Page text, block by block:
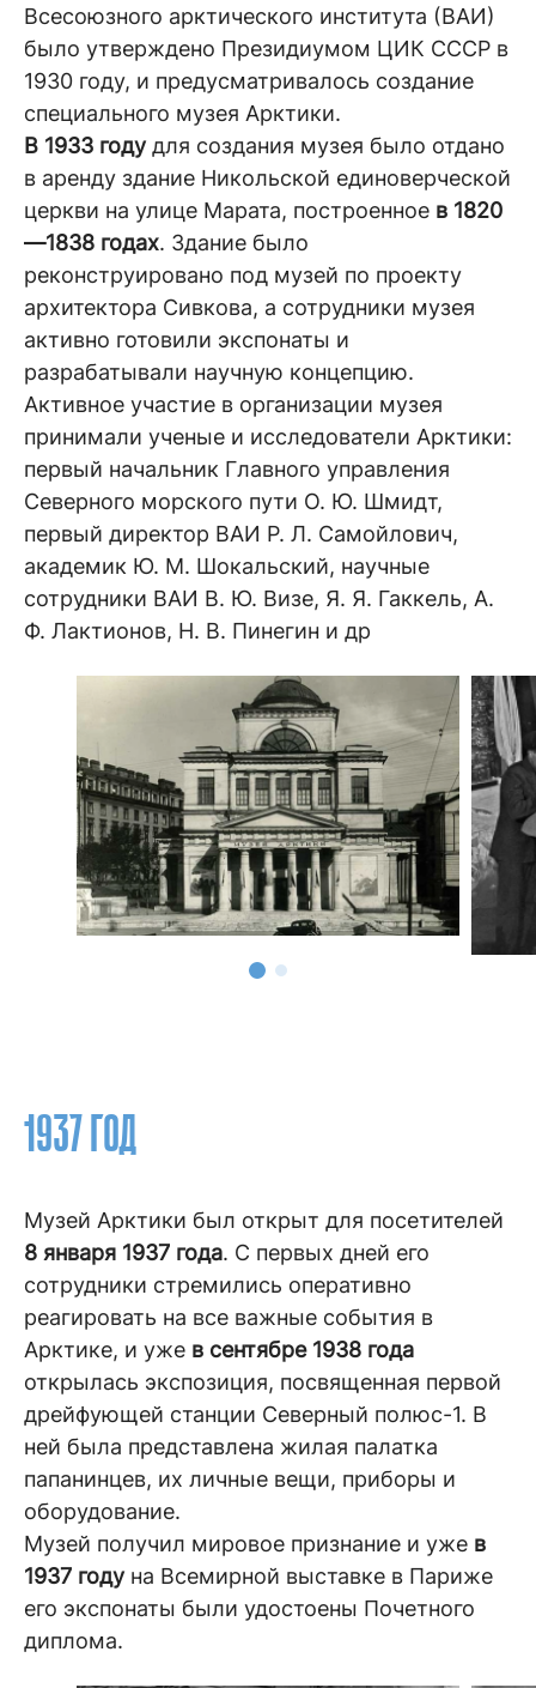
Всесоюзного арктического института (ВАИ)
было утверждено Президиумом ЦИК СССР в
1930 году, и предусматривалось создание
специального музея Арктики.
В 1933 годудля создания музея было отдано
в аренду здание Никольской единоверческой
церкви на улице Марата, построенное в 1820
—1838 годах. Здание было
реконструировано под музей по проекту
архитектора Сивкова, а сотрудники музея
активно готовили экспонаты и
разрабатывали научную концепцию.
Активное участие в организации музея
принимали ученые и исследователи Арктики:
первый начальник Главного управления
Северного морского пути О. Ю. Шмидт,
первый директор ВАИ Р. Л. Самойлович,
академик Ю. М. Шокальский, научные
сотрудники ВАИ В. Ю. Визе, Я. Я. Гаккель, А.
Ф. Лактионов, Н. В. Пинегин и др
1937 ГОД
Музей Арктики был открыт для посетителей
8 января 1937 года. С первых дней его
сотрудники стремились оперативно
реагировать на все важные события в
Арктике, и уже в сентябре 1938 года
открылась экспозиция, посвященная первой
дрейфующей станции Северный полюс-1. В
ней была представлена жилая палатка
папанинцев, их личные вещи, приборы и
оборудование.
Музей получил мировое признание и уже в
1937 годуна Всемирной выставке в Париже
его экспонаты были удостоены Почетного
диплома.